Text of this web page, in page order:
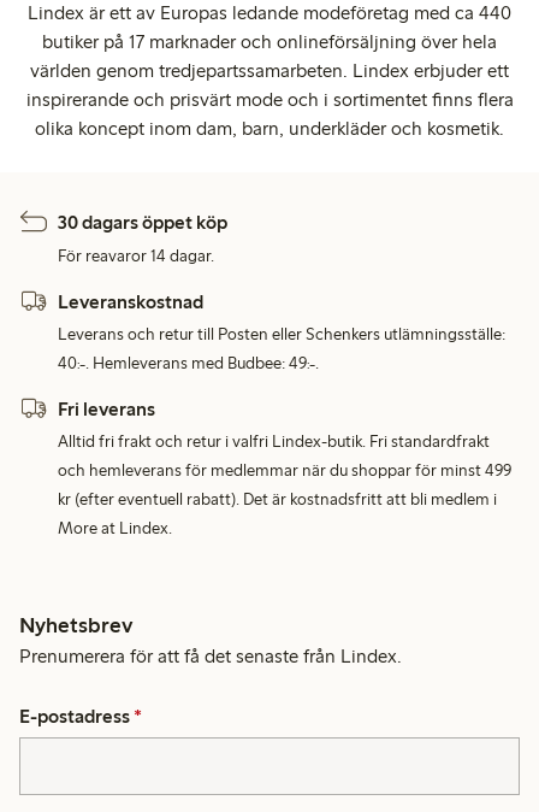
Lindex är ett av Europas ledande modeföretag med ca 440
butiker på 17 marknader och onlineförsäljning över hela
världen genom tredjepartssamarbeten. Lindex erbjuder ett
inspirerande och prisvärt mode och i sortimentet finns flera
olika koncept inom dam, barn, underkläder och kosmetik.
30 dagars öppet köp
För reavaror 14 dagar.
Leveranskostnad
Leverans och retur till Posten eller Schenkers utlämningsställe:
40:-. Hemleverans med Budbee: 49:-.
Fri leverans
Alltid fri frakt och retur i valfri Lindex-butik. Fri standardfrakt
och hemleverans för medlemmar när du shoppar för minst 499
kr (efter eventuell rabatt). Det är kostnadsfritt att bli medlem i
More at Lindex.
Nyhetsbrev
Prenumerera för att få det senaste från Lindex.
E-postadress *